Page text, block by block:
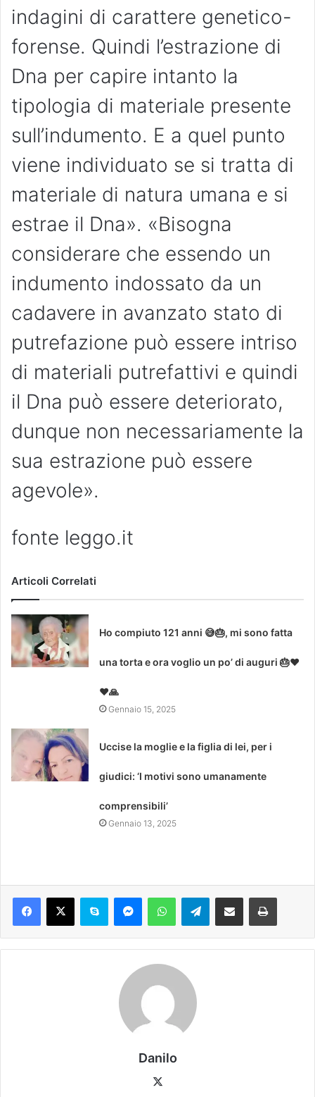
indagini di carattere genetico-
forense. Quindi l’estrazione di
Dna per capire intanto la
tipologia di materiale presente
sull’indumento. E a quel punto
viene individuato se si tratta di
materiale di natura umana e si
estrae il Dna». «Bisogna
considerare che essendo un
indumento indossato da un
cadavere in avanzato stato di
putrefazione può essere intriso
di materiali putrefattivi e quindi
il Dna può essere deteriorato,
dunque non necessariamente la
sua estrazione può essere
agevole».
fonte leggo.it
Articoli Correlati
Ho compiuto 121 anni 😅🎂, mi sono fatta
una torta e ora voglio un po’ di auguri 🎂❤
❤🙏
Gennaio 15, 2025
Uccise la moglie e la figlia di lei, per i
giudici: ‘I motivi sono umanamente
comprensibili’
Gennaio 13, 2025
Danilo